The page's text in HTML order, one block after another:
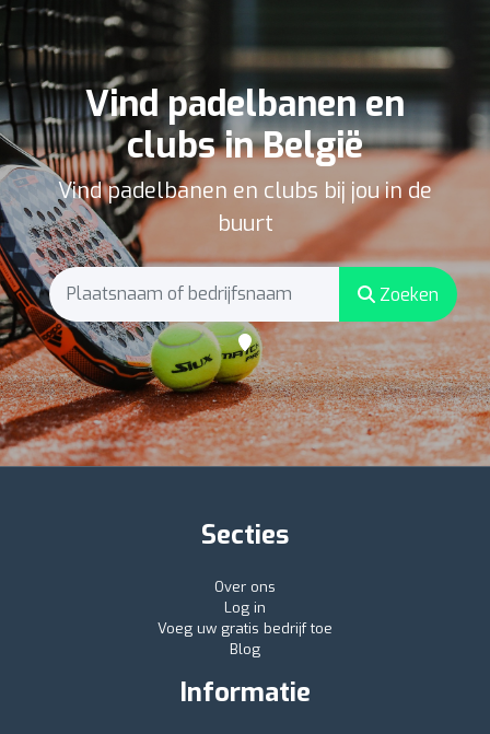
Vind padelbanen en
clubs in België
Vind padelbanen en clubs bij jou in de
buurt
Zoeken
Secties
Over ons
Log in
Voeg uw gratis bedrijf toe
Blog
Informatie